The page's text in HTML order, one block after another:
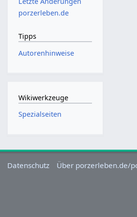
porzerleben.de
Tipps
Autorenhinweise
Wikiwerkzeuge
Spezialseiten
Datenschutz Über porzerleben.de/